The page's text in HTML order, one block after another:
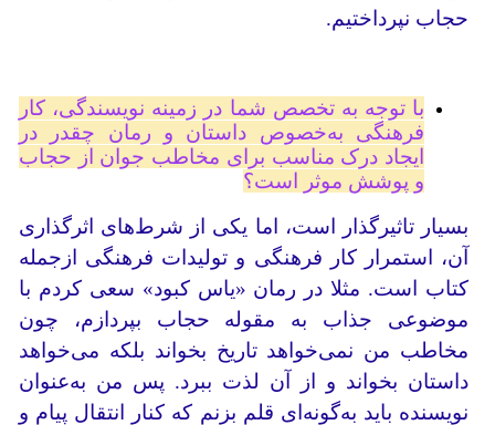
حجاب نپرداختیم.
با توجه به تخصص شما در زمینه نویسندگی، کار
فرهنگی به‌خصوص داستان و رمان چقدر در
ایجاد درک مناسب برای مخاطب جوان از حجاب
و پوشش موثر است؟
بسیار تاثیرگذار است، اما یکی از شرط‌های اثرگذاری
آن، استمرار کار فرهنگی و تولیدات فرهنگی ازجمله
کتاب است. مثلا در رمان «یاس کبود» سعی کردم با
موضوعی جذاب به مقوله حجاب بپردازم، چون
مخاطب من نمی‌خواهد تاریخ بخواند بلکه می‌خواهد
داستان بخواند و از آن لذت ببرد. پس من به‌عنوان
نویسنده باید به‌گونه‌ای قلم بزنم که کنار انتقال پیام و